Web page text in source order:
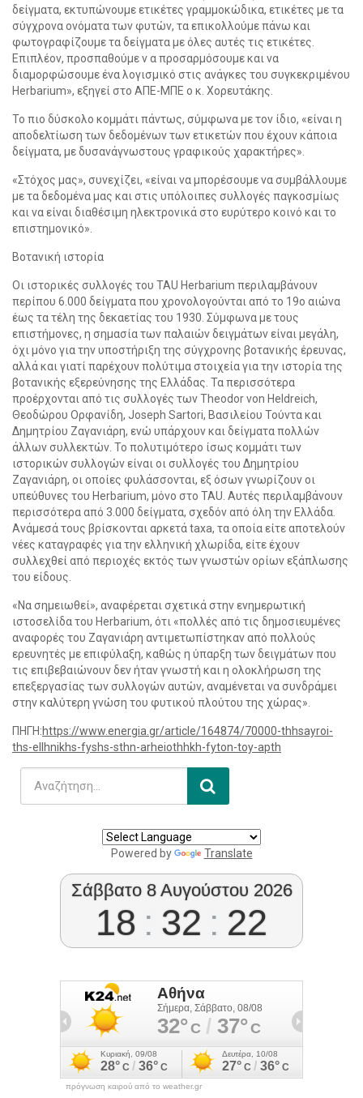
δείγματα, εκτυπώνουμε ετικέτες γραμμοκώδικα, ετικέτες με τα
σύγχρονα ονόματα των φυτών, τα επικολλούμε πάνω και
φωτογραφίζουμε τα δείγματα με όλες αυτές τις ετικέτες.
Επιπλέον, προσπαθούμε ν α προσαρμόσουμε και να
διαμορφώσουμε ένα λογισμικό στις ανάγκες του συγκεκριμένου
Herbarium», εξηγεί στο ΑΠΕ-ΜΠΕ ο κ. Χορευτάκης.
Το πιο δύσκολο κομμάτι πάντως, σύμφωνα με τον ίδιο, «είναι η
αποδελτίωση των δεδομένων των ετικετών που έχουν κάποια
δείγματα, με δυσανάγνωστους γραφικούς χαρακτήρες».
«Στόχος μας», συνεχίζει, «είναι να μπορέσουμε να συμβάλλουμε
με τα δεδομένα μας και στις υπόλοιπες συλλογές παγκοσμίως
και να είναι διαθέσιμη ηλεκτρονικά στο ευρύτερο κοινό και το
επιστημονικό».
Βοτανική ιστορία
Οι ιστορικές συλλογές του TAU Herbarium περιλαμβάνουν
περίπου 6.000 δείγματα που χρονολογούνται από το 19ο αιώνα
έως τα τέλη της δεκαετίας του 1930. Σύμφωνα με τους
επιστήμονες, η σημασία των παλαιών δειγμάτων είναι μεγάλη,
όχι μόνο για την υποστήριξη της σύγχρονης βοτανικής έρευνας,
αλλά και γιατί παρέχουν πολύτιμα στοιχεία για την ιστορία της
βοτανικής εξερεύνησης της Ελλάδας. Τα περισσότερα
προέρχονται από τις συλλογές των Theodor von Heldreich,
Θεοδώρου Ορφανίδη, Joseph Sartori, Βασιλείου Τούντα και
Δημητρίου Ζαγανιάρη, ενώ υπάρχουν και δείγματα πολλών
άλλων συλλεκτών. Το πολυτιμότερο ίσως κομμάτι των
ιστορικών συλλογών είναι οι συλλογές του Δημητρίου
Ζαγανιάρη, οι οποίες φυλάσσονται, εξ όσων γνωρίζουν οι
υπεύθυνες του Herbarium, μόνο στο TAU. Αυτές περιλαμβάνουν
περισσότερα από 3.000 δείγματα, σχεδόν από όλη την Ελλάδα.
Ανάμεσά τους βρίσκονται αρκετά taxa, τα οποία είτε αποτελούν
νέες καταγραφές για την ελληνική χλωρίδα, είτε έχουν
συλλεχθεί από περιοχές εκτός των γνωστών ορίων εξάπλωσης
του είδους.
«Να σημειωθεί», αναφέρεται σχετικά στην ενημερωτική
ιστοσελίδα του Herbarium, ότι «πολλές από τις δημοσιευμένες
αναφορές του Ζαγανιάρη αντιμετωπίστηκαν από πολλούς
ερευνητές με επιφύλαξη, καθώς η ύπαρξη των δειγμάτων που
τις επιβεβαιώνουν δεν ήταν γνωστή και η ολοκλήρωση της
επεξεργασίας των συλλογών αυτών, αναμένεται να συνδράμει
στην καλύτερη γνώση του φυτικού πλούτου της χώρας».
ΠΗΓΗ:https://www.energia.gr/article/164874/70000-thhsayroi-
ths-ellhnikhs-fyshs-sthn-arheiothhkh-fyton-toy-apth
Powered by Translate
Σάββατο 8 Αυγούστου 2026
18 : 32 : 23
πρόγνωση καιρού από το weather.gr